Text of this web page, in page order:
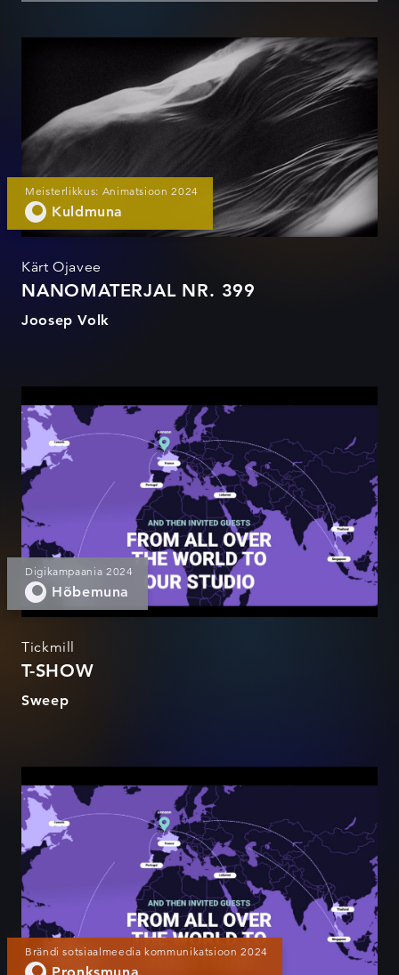
NANOMATERJAL NR. 399
Meisterlikkus: Animatsioon 2024
Kuldmuna
Kärt Ojavee
NANOMATERJAL NR. 399
Joosep Volk
T-SHOW
Digikampaania 2024
Hõbemuna
Tickmill
T-SHOW
Sweep
T-SHOW
Brändi sotsiaalmeedia kommunikatsioon 2024
Pronksmuna